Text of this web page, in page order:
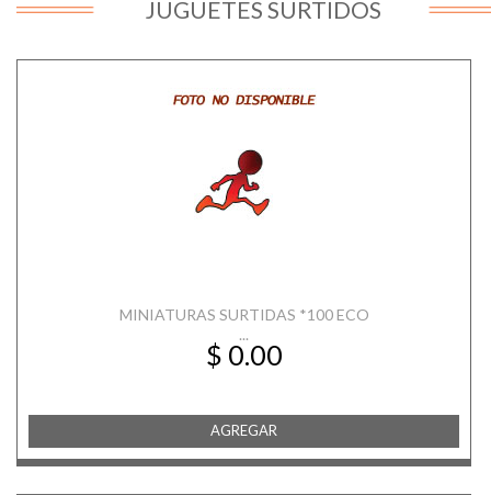
JUGUETES SURTIDOS
MINIATURAS SURTIDAS *100 ECO
...
$ 0.00
AGREGAR